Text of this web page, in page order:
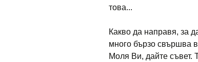
това...
Какво да направя, за
много бързо свършва
Моля Ви, дайте съвет.